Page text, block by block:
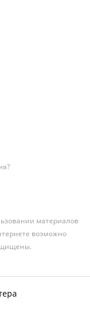
материалов
возможно